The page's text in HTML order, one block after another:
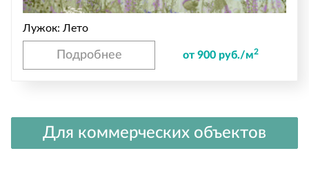
Лужок: Лето
Подробнее от 900 руб./м2
Для коммерческих объектов